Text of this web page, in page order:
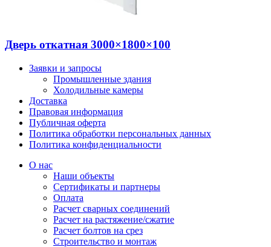
Дверь откатная 3000×1800×100
Заявки и запросы
Промышленные здания
Холодильные камеры
Доставка
Правовая информация
Публичная оферта
Политика обработки персональных данных
Политика конфиденциальности
О нас
Наши объекты
Сертификаты и партнеры
Оплата
Расчет сварных соединений
Расчет на растяжение/сжатие
Расчет болтов на срез
Строительство и монтаж